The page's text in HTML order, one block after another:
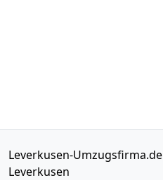
Leverkusen-Umzugsfirma.de
Leverkusen